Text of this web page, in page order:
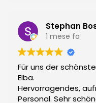
Le famiglie che
possono che
Stephan
1 mese fa
Für uns der
Elba.
Hervorragendes,
Personal. Sehr